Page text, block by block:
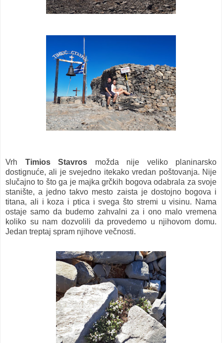
Vrh Timios Stavros možda nije veliko planinarsko
dostignuće, ali je svejedno itekako vredan poštovanja. Nije
slučajno to što ga je majka grčkih bogova odabrala za svoje
stanište, a jedno takvo mesto zaista je dostojno bogova i
titana, ali i koza i ptica i svega što stremi u visinu. Nama
ostaje samo da budemo zahvalni za i ono malo vremena
koliko su nam dozvolili da provedemo u njihovom domu.
Jedan treptaj spram njihove večnosti.